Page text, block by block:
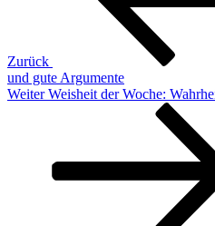
Zurück
und gute Argumente
Nächster
Weiter Weisheit der Woche: